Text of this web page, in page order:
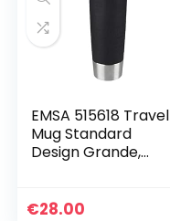
EMSA 515618 Travel
Mug Standard
Design Grande,
€28.00